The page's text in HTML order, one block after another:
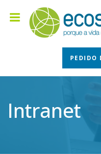
PEDIDO
Intranet